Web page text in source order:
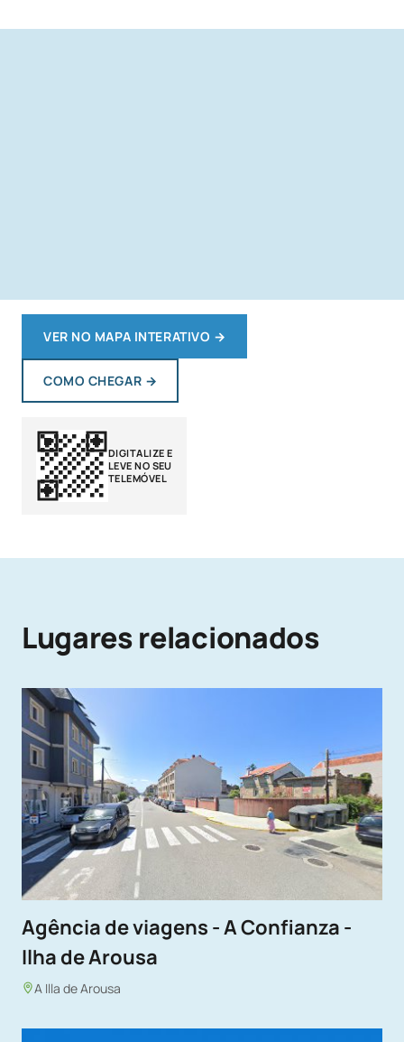
VER NO MAPA INTERATIVO →
COMO CHEGAR →
DIGITALIZE E
LEVE NO SEU
TELEMÓVEL
Lugares relacionados
Agência de viagens - A Confianza -
Ilha de Arousa
A Illa de Arousa